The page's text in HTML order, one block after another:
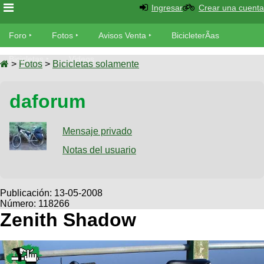
Foro
Foro
MecÃ¡nica
Fotos
SUBÃ
Galeria
Bicicletas
Viajes
Descenso
Dirt
Avisos
Ventas
SUBÃ
Buscar
Ultimos
Fotos
BicicleterÃ­
Bicicletas
Tandem
Videos
Cicloturismo
Ingresar Crear una cuenta
Foro Fotos Avisos Venta BicicleterÃ­as
Bicicletas Videos
> Fotos > Bicicletas solamente
daforum
Mensaje privado
Notas del usuario
Publicación: 13-05-2008
Número: 118266
Zenith Shadow